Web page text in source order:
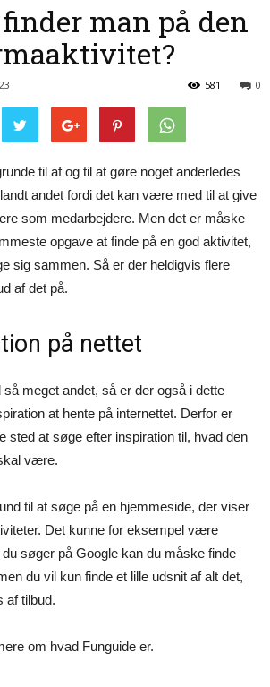
man på den
0
581
til af og til at gøre noget anderledes
andet fordi det kan være med til at give
som medarbejdere. Men det er måske
opgave at finde på en god aktivitet,
sig sammen. Så er der heldigvis flere
af det på.
på nettet
meget andet, så er der også i dette
at hente på internettet. Derfor er
sted at søge efter inspiration til, hvad den
være.
til at søge på en hjemmeside, der viser
Det kunne for eksempel være
søger på Google kan du måske finde
du vil kun finde et lille udsnit af alt det,
af tilbud.
om hvad Funguide er.